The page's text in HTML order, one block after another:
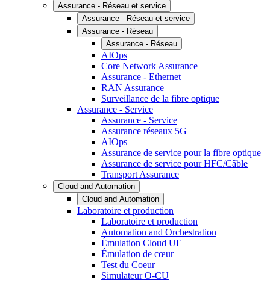
Assurance - Réseau et service
Assurance - Réseau et service
Assurance - Réseau
Assurance - Réseau
AIOps
Core Network Assurance
Assurance - Ethernet
RAN Assurance
Surveillance de la fibre optique
Assurance - Service
Assurance - Service
Assurance réseaux 5G
AIOps
Assurance de service pour la fibre optique
Assurance de service pour HFC/Câble
Transport Assurance
Cloud and Automation
Cloud and Automation
Laboratoire et production
Laboratoire et production
Automation and Orchestration
Émulation Cloud UE
Émulation de cœur
Test du Coeur
Simulateur O-CU